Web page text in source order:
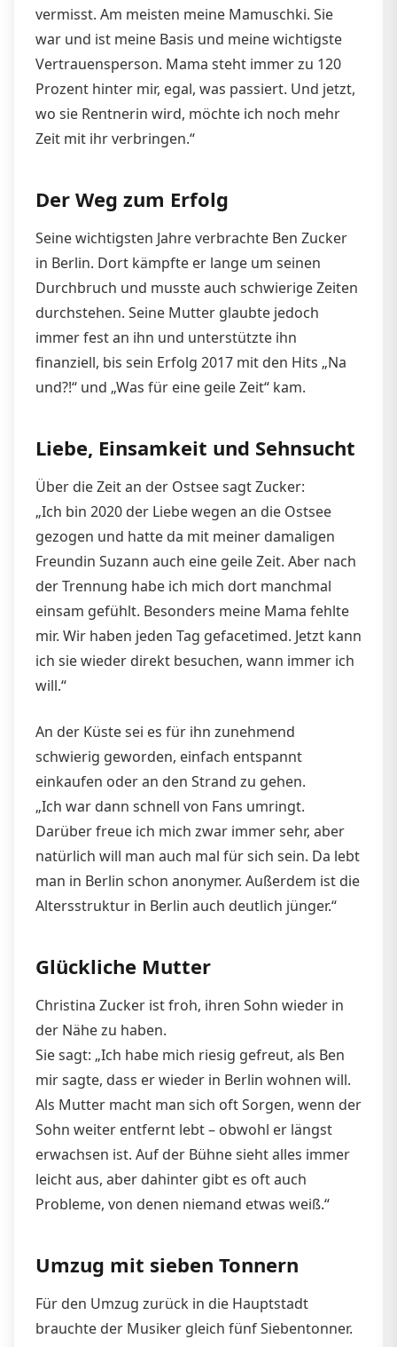
vermisst. Am meisten meine Mamuschki. Sie
war und ist meine Basis und meine wichtigste
Vertrauensperson. Mama steht immer zu 120
Prozent hinter mir, egal, was passiert. Und jetzt,
wo sie Rentnerin wird, möchte ich noch mehr
Zeit mit ihr verbringen.“
Der Weg zum Erfolg
Seine wichtigsten Jahre verbrachte Ben Zucker
in Berlin. Dort kämpfte er lange um seinen
Durchbruch und musste auch schwierige Zeiten
durchstehen. Seine Mutter glaubte jedoch
immer fest an ihn und unterstützte ihn
finanziell, bis sein Erfolg 2017 mit den Hits „Na
und?!“ und „Was für eine geile Zeit“ kam.
Liebe, Einsamkeit und Sehnsucht
Über die Zeit an der Ostsee sagt Zucker:
„Ich bin 2020 der Liebe wegen an die Ostsee
gezogen und hatte da mit meiner damaligen
Freundin Suzann auch eine geile Zeit. Aber nach
der Trennung habe ich mich dort manchmal
einsam gefühlt. Besonders meine Mama fehlte
mir. Wir haben jeden Tag gefacetimed. Jetzt kann
ich sie wieder direkt besuchen, wann immer ich
will.“
An der Küste sei es für ihn zunehmend
schwierig geworden, einfach entspannt
einkaufen oder an den Strand zu gehen.
„Ich war dann schnell von Fans umringt.
Darüber freue ich mich zwar immer sehr, aber
natürlich will man auch mal für sich sein. Da lebt
man in Berlin schon anonymer. Außerdem ist die
Altersstruktur in Berlin auch deutlich jünger.“
Glückliche Mutter
Christina Zucker ist froh, ihren Sohn wieder in
der Nähe zu haben.
Sie sagt: „Ich habe mich riesig gefreut, als Ben
mir sagte, dass er wieder in Berlin wohnen will.
Als Mutter macht man sich oft Sorgen, wenn der
Sohn weiter entfernt lebt – obwohl er längst
erwachsen ist. Auf der Bühne sieht alles immer
leicht aus, aber dahinter gibt es oft auch
Probleme, von denen niemand etwas weiß.“
Umzug mit sieben Tonnern
Für den Umzug zurück in die Hauptstadt
brauchte der Musiker gleich fünf Siebentonner.